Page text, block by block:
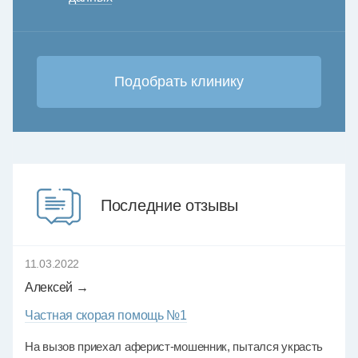
Последние отзывы
11.03.2022
Алексей →
Частная скорая помощь №1
На вызов приехал аферист-мошенник, пытался украсть